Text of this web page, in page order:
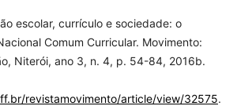
escolar, currículo e sociedade: o
Comum Curricular. Movimento:
Niterói, ano 3, n. 4, p. 54-84, 2016b.
revistamovimento/article/view/32575.